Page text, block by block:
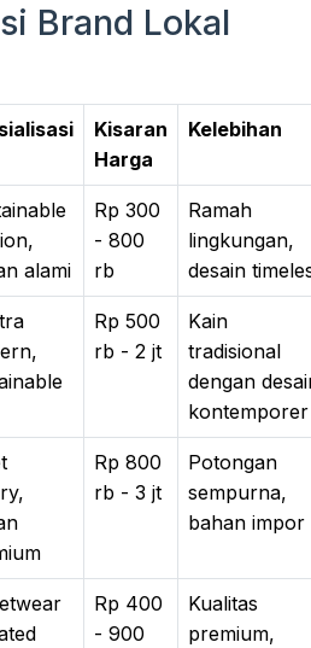
Brand Lokal
Kisaran
Harga
Kelebihan
alami
Rp 300
- 800
rb
Ramah
lingkungan,
desain
Rp 500
rb - 2 jt
Kain
tradisional
dengan
kontemporer
Rp 800
rb - 3 jt
Potongan
sempurna,
bahan impor
Rp 400
- 900
Kualitas
premium,